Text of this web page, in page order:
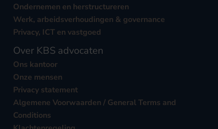
Ondernemen en herstructureren
Werk, arbeidsverhoudingen & governance
Privacy, ICT en vastgoed
Over KBS advocaten
Ons kantoor
Onze mensen
Privacy statement
Algemene Voorwaarden / General Terms and
Conditions